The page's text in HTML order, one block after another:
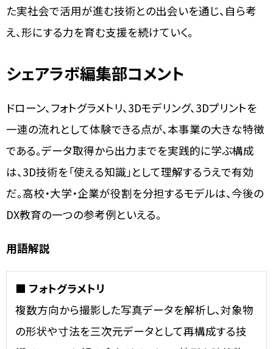
た実社会で活用が進む技術との出会いを通じ、自ら考
え、形にする力を育む支援を続けていく。
シェアラボ編集部コメント
ドローン、フォトグラメトリ、3Dモデリング、3Dプリントを
一連の流れとして体験できる点が、本事業の大きな特徴
である。データ取得から出力までを実践的に学ぶ構成
は、3D技術を「使える知識」として理解するうえで有効
だ。高校・大学・企業が役割を分担するモデルは、今後の
DX教育の一つの参考例といえる。
用語解説
■ フォトグラメトリ
複数方向から撮影した写真データを解析し、対象物
の形状や寸法を三次元データとして再構成する技